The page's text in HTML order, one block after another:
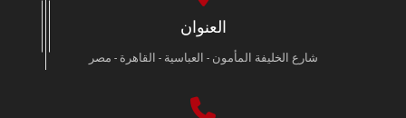
العنوان
شارع الخليفة المأمون - العباسية - القاهرة - مصر